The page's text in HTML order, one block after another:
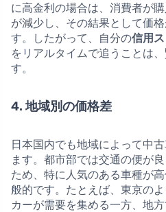
に高金利の場合は、消費者が
が減少し、その結果として価
す。したがって、自分の信用
をリアルタイムで追うことは
す。
4. 地域別の価格差
日本国内でも地域によって中
ます。都市部では交通の便が
ため、特に人気のある車種が
般的です。たとえば、東京の
カーが需要を集める一方、地